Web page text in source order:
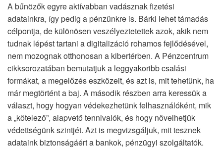
A bűnözők egyre aktívabban vadásznak fizetési
adatainkra, így pedig a pénzünkre is. Bárki lehet támadás
célpontja, de különösen veszélyeztetettek azok, akik nem
tudnak lépést tartani a digitalizáció rohamos fejlődésével,
nem mozognak otthonosan a kibertérben. A Pénzcentrum
cikksorozatában bemutatjuk a leggyakoribb csalási
formákat, a megelőzés eszközeit, és azt is, mit tehetünk, ha
már megtörtént a baj. A második részben arra keressük a
választ, hogy hogyan védekezhetünk felhasználóként, mik
a „kötelező”, alapvető tennivalók, és hogy növelhetjük
védettségünk szintjét. Azt is megvizsgáljuk, mit tesznek
adataink biztonságáért a bankok, pénzügyi szolgáltatók.